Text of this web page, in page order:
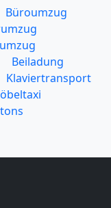
Büroumzug
Beiladung
Klaviertransport